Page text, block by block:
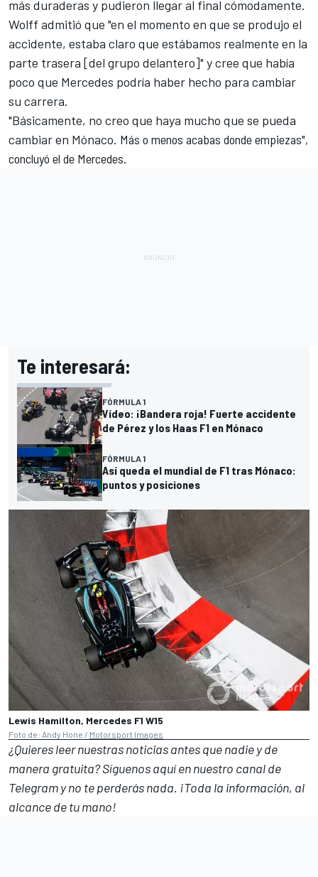
más duraderas y pudieron llegar al final cómodamente.
Wolff admitió que "en el momento en que se produjo el
accidente, estaba claro que estábamos realmente en la
parte trasera [del grupo delantero]" y cree que había
poco que Mercedes podría haber hecho para cambiar
su carrera.
"Básicamente, no creo que haya mucho que se pueda
cambiar en Mónaco. Más o menos acabas donde empiezas",
concluyó el de Mercedes.
Te interesará:
FÓRMULA 1
Vídeo: ¡Bandera roja! Fuerte accidente
de Pérez y los Haas F1 en Mónaco
FÓRMULA 1
Así queda el mundial de F1 tras Mónaco:
puntos y posiciones
Lewis Hamilton, Mercedes F1 W15
Foto de: Andy Hone / Motorsport Images
¿Quieres leer nuestras noticias antes que nadie y de
manera gratuita? Síguenosaquí en nuestro canal de
Telegramy no te perderás nada. ¡Toda la información, al
alcance de tu mano!